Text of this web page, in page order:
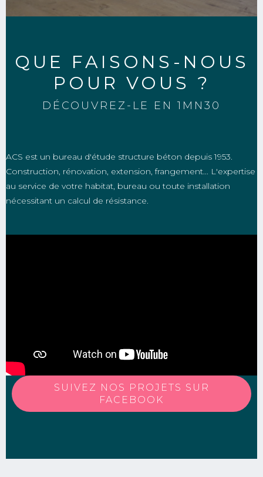
QUE FAISONS-NOUS
POUR VOUS ?
DÉCOUVREZ-LE EN 1MN30
ACS est un bureau d'étude structure béton depuis 1953.
Construction, rénovation, extension, frangement... L'expertise
au service de votre habitat, bureau ou toute installation
nécessitant un calcul de résistance.
SUIVEZ NOS PROJETS SUR
FACEBOOK